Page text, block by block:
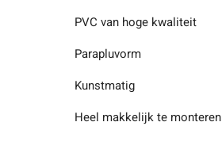
PVC van hoge kwaliteit
Parapluvorm
Kunstmatig
Heel makkelijk te monteren